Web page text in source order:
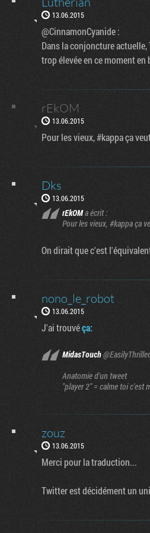
13.06.2015
@CinnamonCyanide :
Dans la conjoncture
trop élevée en ce moment
rEkOM
13.06.2015
Pour les vieux, #kappa ça
Dks
13.06.2015
rEkOMa écrit :
Pour les vieux, #kappa ça
On dirait que c'est
nono_le_robot
13.06.2015
J'ai trouvéça:
MidasTouch
Anatomie d'un tweet
"player 2" = calme toi c'est
zouz
13.06.2015
Merci pour la traduction...
Twitter est décidément un